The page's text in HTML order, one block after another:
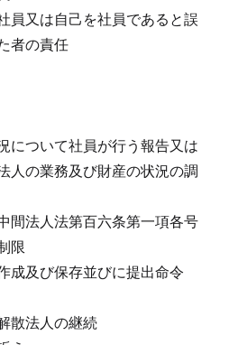
員又は自己を社員であると誤
者の責任
について社員が行う報告又は
人の業務及び財産の状況の調
間法人法第百六条第一項各号
限
成及び保存並びに提出命令
散法人の継続